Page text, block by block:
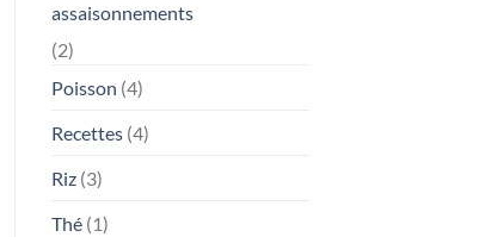
assaisonnements
(2)
Poisson (4)
Recettes(4)
Riz(3)
Thé(1)